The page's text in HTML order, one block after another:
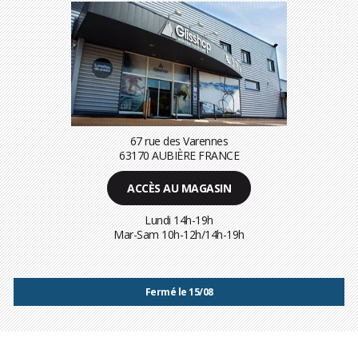
67 rue des Varennes
63170 AUBIÈRE FRANCE
ACCÈS AU MAGASIN
Lundi 14h-19h
Mar-Sam 10h-12h/14h-19h
Fermé le 15/08